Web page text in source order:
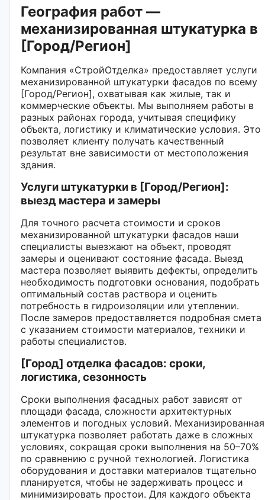
География работ —
механизированная штукатурка в
[Город/Регион]
Компания «СтройОтделка» предоставляет услуги
механизированной штукатурки фасадов по всему
[Город/Регион], охватывая как жилые, так и
коммерческие объекты. Мы выполняем работы в
разных районах города, учитывая специфику
объекта, логистику и климатические условия. Это
позволяет клиенту получать качественный
результат вне зависимости от местоположения
здания.
Услуги штукатурки в [Город/Регион]:
выезд мастера и замеры
Для точного расчета стоимости и сроков
механизированной штукатурки фасадов наши
специалисты выезжают на объект, проводят
замеры и оценивают состояние фасада. Выезд
мастера позволяет выявить дефекты, определить
необходимость подготовки основания, подобрать
оптимальный состав раствора и оценить
потребность в гидроизоляции или утеплении.
После замеров предоставляется подробная смета
с указанием стоимости материалов, техники и
работы специалистов.
[Город] отделка фасадов: сроки,
логистика, сезонность
Сроки выполнения фасадных работ зависят от
площади фасада, сложности архитектурных
элементов и погодных условий. Механизированная
штукатурка позволяет работать даже в сложных
условиях, сокращая сроки выполнения на 50–70%
по сравнению с ручной технологией. Логистика
оборудования и доставки материалов тщательно
планируется, чтобы не задерживать процесс и
минимизировать простои. Для каждого объекта